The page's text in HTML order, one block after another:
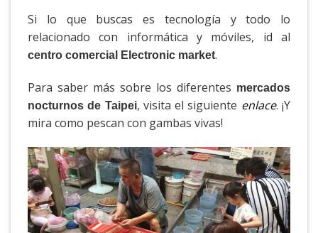
Si lo que buscas es tecnología y todo lo
relacionado con informática y móviles, id al
centro comercial Electronic market.
Para saber más sobre los diferentes mercados
nocturnos de Taipei, visita el siguiente enlace. ¡Y
mira como pescan con gambas vivas!